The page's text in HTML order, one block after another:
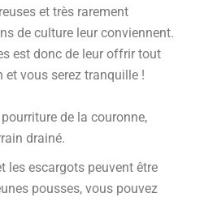
et très rarement
de culture leur conviennent.
est donc de leur offrir tout
et vous serez tranquille !
de la couronne,
drainé.
les escargots peuvent être
pousses, vous pouvez